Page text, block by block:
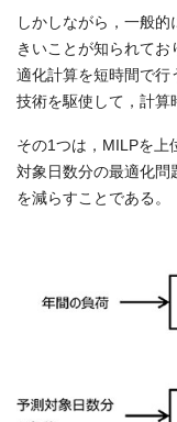
しかしながら，一般
きいことが知られて
適化計算を短時間で行
技術を駆使して，計算
その1つは，MILPを上
対象日数分の最適化問
を減らすことである。